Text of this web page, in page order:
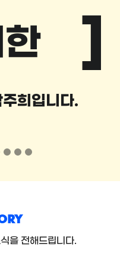
운
정입니다.
을 전해드립니다.